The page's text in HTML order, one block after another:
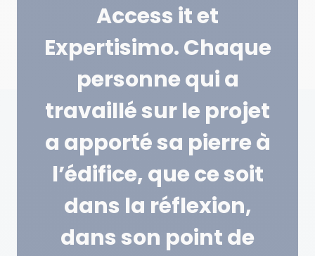
Access it et
Expertisimo. Chaque
personne qui a
travaillé sur le projet
a apporté sa pierre à
l’édifice, que ce soit
dans la réflexion,
dans son point de